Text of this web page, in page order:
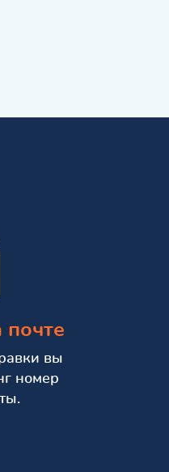
почте
вы
номер